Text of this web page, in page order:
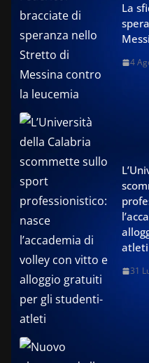
La
4
atleti
31